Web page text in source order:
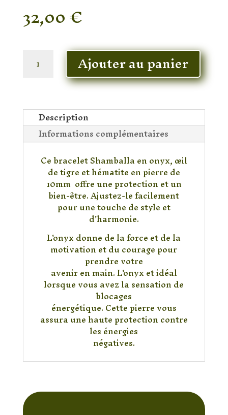
32,00€
Oeil
de
tigre
&
Hématite
Ajouter au panier
Description
Informations complémentaires
Ce bracelet Shamballa en onyx, œil
de tigre et hématite en pierre de
10mm offre une protection et un
bien-être. Ajustez-le facilement
pour une touche de style et
d'harmonie.
L'onyx donne de la force et de la
motivation et du courage pour
prendre votre
avenir en main. L'onyx et idéal
lorsque vous avez la sensation de
blocages
énergétique. Cette pierre vous
assura une haute protection contre
les énergies
négatives.